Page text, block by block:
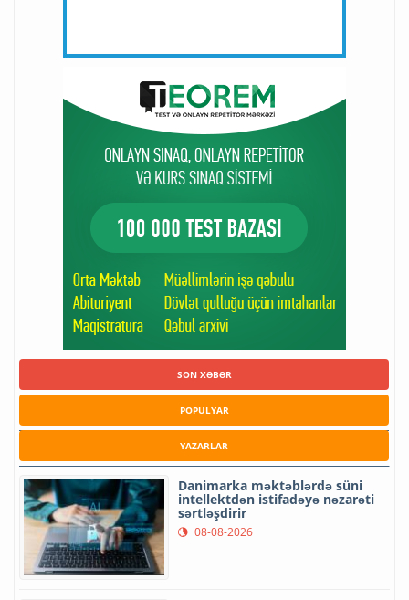
SON XƏBƏR
POPULYAR
YAZARLAR
Danimarka məktəblərdə süni
intellektdən istifadəyə nəzarəti
sərtləşdirir
08-08-2026